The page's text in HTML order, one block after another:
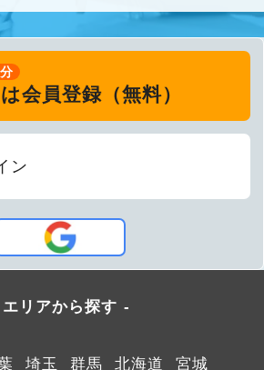
会員登録（無料）
ン
エリアから探す
埼玉 群馬 北海道
宮城